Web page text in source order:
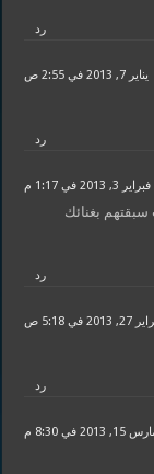
رد
يناير 7, 2013 في 2:55 ص
رد
فبراير 3, 2013 في 1:17 م
بغنائك
رد
في 5:18 ص
رد
15, 2013 في 8:30 م